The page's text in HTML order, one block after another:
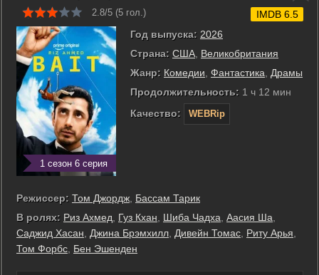
2.8/5 (5 гол.)
1 сезон 6 серия
Год выпуска: 2026
Страна: США Великобритания
Жанр: Комедии Фантастика
Драмы
Продолжительность: 1 ч 12 мин
Качество:
WEBRip
IMDB 6.5
Режиссер: Том Джордж Бассам Тарик
В ролях: Риз Ахмед Гуз Кхан Шиба Чадха Аасия Ша
Саджид Хасан
Джина Брэмхилл Дивейн Томас Риту Арья
Том Форбс Бен Эшенден